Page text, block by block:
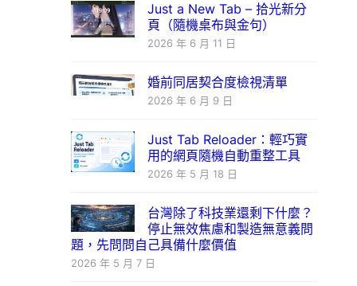
Just a New Tab – 拾光新分
頁（隨機桌布與金句）
2026 年 6 月 11 日
婚前同居契合度檢視清單
2026 年 6 月 9 日
Just Tab Reloader：輕巧實
用的網頁隨機自動重整工具
2026 年 5 月 18 日
台灣除了科技業還剩下什麼？
停止無效焦慮和製造無意義問
題，先問問自己具備什麼價值
2026 年 5 月 7 日